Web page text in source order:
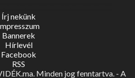
Írj nekünk
Bannerek
Hírlevél
Facebook
RSS
Minden jog fenntartva. - A